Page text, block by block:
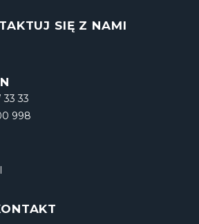
SIĘ Z NAMI
33 33
998